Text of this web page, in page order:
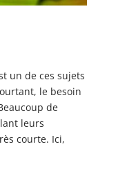
un de ces sujets
le besoin
de
leurs
courte. Ici,